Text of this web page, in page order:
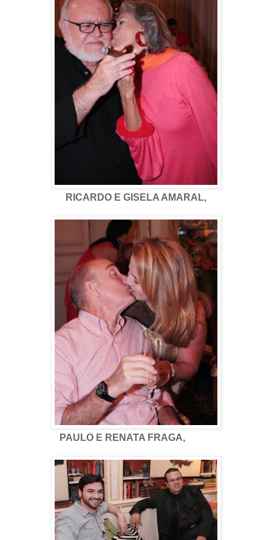
RICARDO E GISELA AMARAL,
PAULO E RENATA FRAGA,